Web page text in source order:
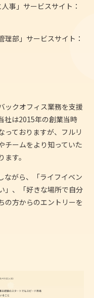
事」サービスサイト：
理部」サービスサイト：
ックオフィス業務を支援
社は2015年の創業当時
っておりますが、フルリ
チームをより知っていた
す。
ながら、「ライフイベン
」、「好きな場所で自分
の方からのエントリーを